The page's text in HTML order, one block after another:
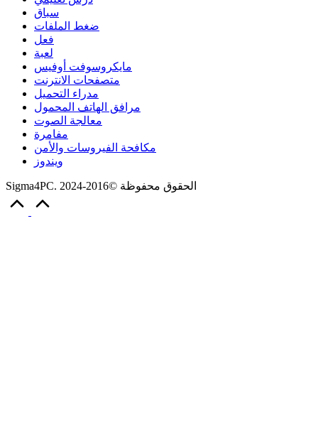
سباق
ضغط الملفات
فعل
لعبة
مايكروسوفت أوفيس
متصفحات الانترنت
مدراء التحميل
مرافق الهاتف المحمول
معالجة الصوت
مفامرة
مكافحة الفيروسات والأمن
ويندوز
Sigma4PC. الحقوق محفوظة ©2016-2024